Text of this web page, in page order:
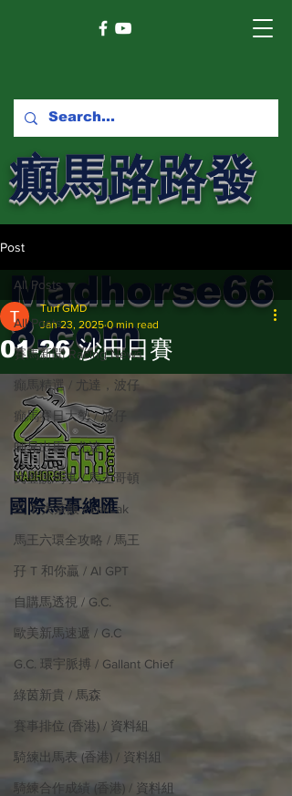
癲馬路路發
馬網
Madhorse66
8.com
國際​馬事總匯
Post
All Posts
賽馬新聞 Racing News
癲馬精選 / 尤達，波仔
癲馬賽日大勢 / 波仔
師兄出馬 / 尤達
戈登說馬事 / 馬王哥頓
三 T 大茶飯 / LakLak
馬王六環全攻略 / 馬王
孖 T 和你贏 / AI GPT
自購馬透視 / G.C.
歐美新馬速遞 / G.C
G.C. 環宇脈搏 / Gallant Chief
綠茵新貴 / 馬森
賽事排位 (香港) / 資料組
騎練出馬表 (香港) / 資料組
騎練合作成績 (香港) / 資料組
All Posts
01-26 沙田日賽
Turf GMD
Jan 23, 2025 0 min read